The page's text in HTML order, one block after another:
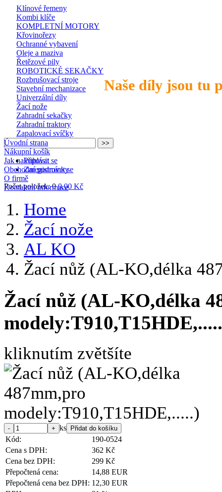
Naše díly jsou tu
Klínové řemeny
Kombi klíče
KOMPLETNÍ MOTORY
Křovinořezy
Ochranné vybavení
Oleje a maziva
Řetězové pily
ROBOTICKÉ SEKAČKY
Rozbrušovací stroje
Stavební mechanizace
Univerzální díly
Žací nože
Zahradní sekačky
Zahradní traktory
Zapalovací svíčky
Přihlásit se
Zaregistrovat se
Počet položek: 0 0,00 Kč
Úvodní strana
Nákupní košík
Jak nakupovat
Obchodní podmínky
O firmě
Kontaktní informace
Home
Žací nože
AL KO
Žací nůž (AL-KO,délka
Žací nůž (AL-KO,délka
kliknutím zvětšíte
ks
Kód:
190-0524
Cena s DPH:
362 Kč
Cena bez DPH:
299 Kč
Přepočtená cena:
14,88 EUR
Přepočtená cena bez DPH: 12,30 EUR